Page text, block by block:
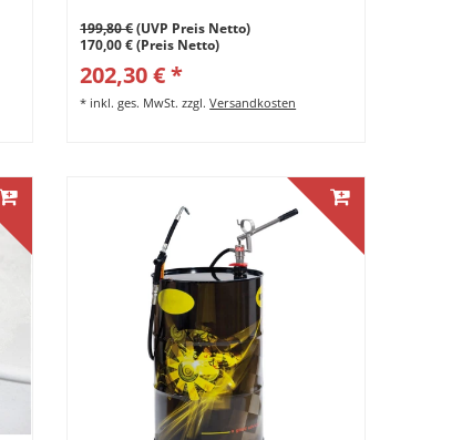
199,80 €(UVP Preis Netto)
170,00 € (Preis Netto)
202,30 € *
* inkl. ges. MwSt. zzgl.Versandkosten